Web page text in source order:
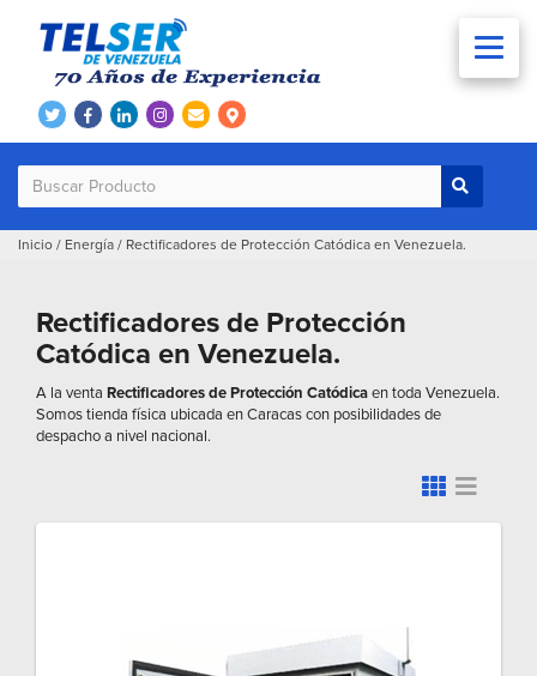
Inicio / Energía / Rectificadores de Protección Catódica en Venezuela.
Rectificadores de Protección
Catódica en Venezuela.
A la venta Rectificadores de Protección Catódicaen toda Venezuela.
Somos tienda física ubicada en Caracas con posibilidades de
despacho a nivel nacional.